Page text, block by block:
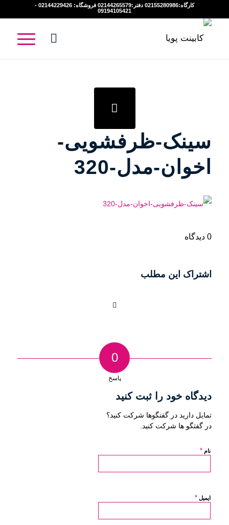
کارگاه:02155280986 دفتر:02144265579 فروشگاه: 02144229426 -
09194105421
سینک-ظرفشویی-
اخوان-مدل-320
0 دیدگاه
اشتراک این مطلب
0
پاسخ
دیدگاه خود را ثبت کنید
تمایل دارید در گفتگوها شرکت کنید؟
در گفتگو ها شرکت کنید.
نام *
ایمیل *